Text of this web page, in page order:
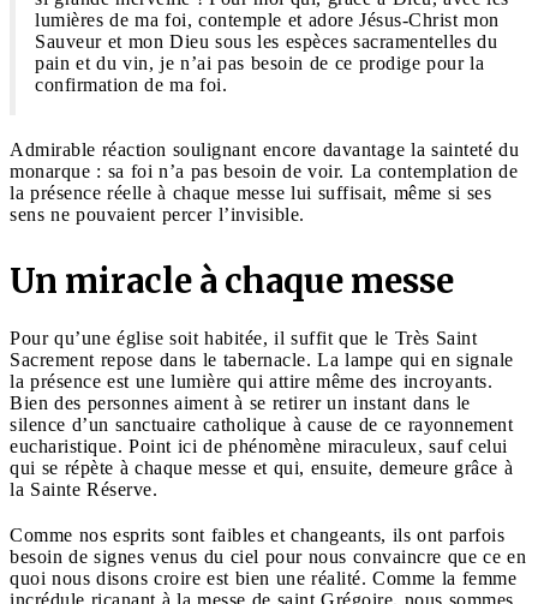
lumières de ma foi, contemple et adore Jésus-Christ mon
Sauveur et mon Dieu sous les espèces sacramentelles du
pain et du vin, je n’ai pas besoin de ce prodige pour la
confirmation de ma foi.
Admirable réaction soulignant encore davantage la sainteté du
monarque : sa foi n’a pas besoin de voir. La contemplation de
la présence réelle à chaque messe lui suffisait, même si ses
sens ne pouvaient percer l’invisible.
Un miracle à chaque messe
Pour qu’une église soit habitée, il suffit que le Très Saint
Sacrement repose dans le tabernacle. La lampe qui en signale
la présence est une lumière qui attire même des incroyants.
Bien des personnes aiment à se retirer un instant dans le
silence d’un sanctuaire catholique à cause de ce rayonnement
eucharistique. Point ici de phénomène miraculeux, sauf celui
qui se répète à chaque messe et qui, ensuite, demeure grâce à
la Sainte Réserve.
Comme nos esprits sont faibles et changeants, ils ont parfois
besoin de signes venus du ciel pour nous convaincre que ce en
quoi nous disons croire est bien une réalité. Comme la femme
incrédule ricanant à la messe de saint Grégoire, nous sommes